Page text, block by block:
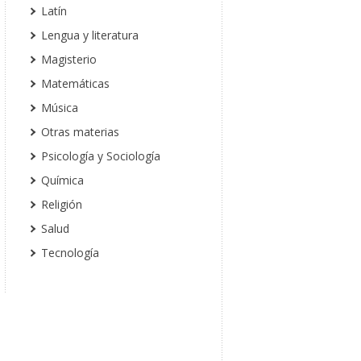
Latín
Lengua y literatura
Magisterio
Matemáticas
Música
Otras materias
Psicología y Sociología
Química
Religión
Salud
Tecnología